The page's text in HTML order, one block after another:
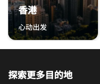
香港
心动出发
探索更多目的地